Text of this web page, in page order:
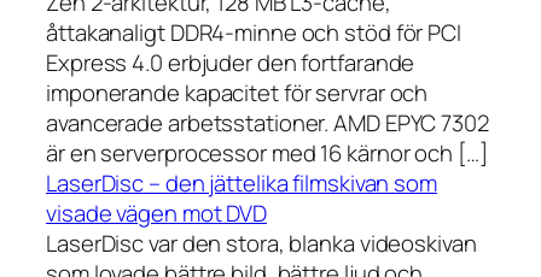
åttakanaligt DDR4-minne och stöd för PCI
Express 4.0 erbjuder den fortfarande
imponerande kapacitet för servrar och
avancerade arbetsstationer. AMD EPYC 7302
är en serverprocessor med 16 kärnor och […]
LaserDisc – den jättelika filmskivan som
visade vägen mot DVD
LaserDisc var den stora, blanka videoskivan